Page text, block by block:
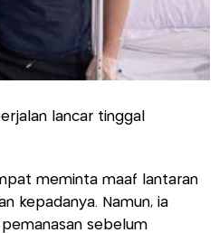
lancar tinggal
meminta maaf lantaran
kepadanya. Namun, ia
sebelum